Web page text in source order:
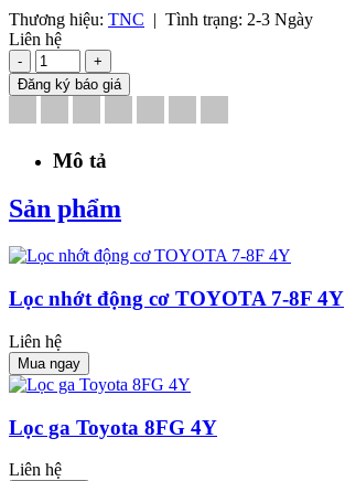
Thương hiệu: TNC | Tình trạng: 2-3 Ngày
Liên hệ
-
+
Đăng ký báo giá
Mô tả
Sản phẩm
Lọc nhớt động cơ TOYOTA 7-8F 4Y
Liên hệ
Mua ngay
Lọc ga Toyota 8FG 4Y
Liên hệ